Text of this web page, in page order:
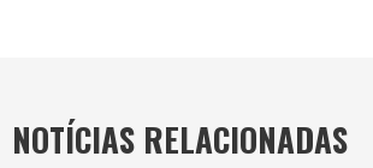
NOTÍCIAS RELACIONADAS